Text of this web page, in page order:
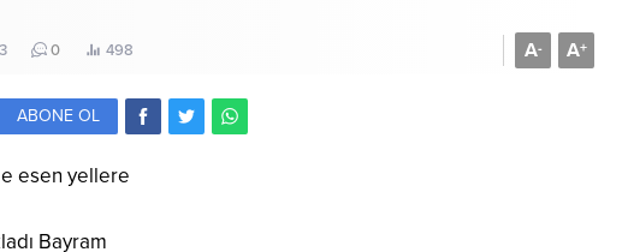
0 498 A+
A-
ABONE OL
esen yellere
Bayram